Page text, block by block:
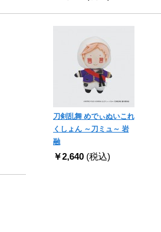
刀剣乱舞 めでぃぬいこれ
くしょん ～刀ミュ～ 岩
融
￥2,640 (税込)